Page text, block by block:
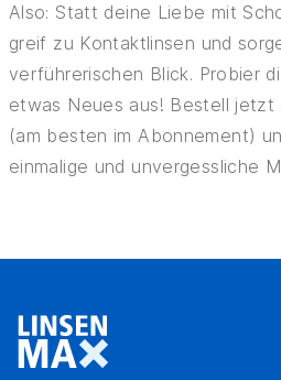
Also: Statt deine Liebe mit
greif zu Kontaktlinsen und
verführerischen Blick. Probier
etwas Neues aus! Bestell jetzt
(am besten im Abonnement)
einmalige und unvergessliche